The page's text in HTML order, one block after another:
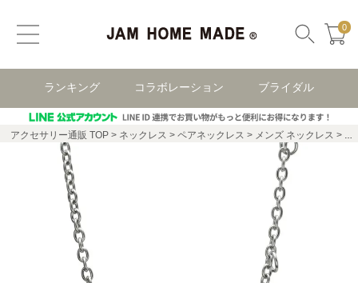
0
ランキング コラボレーション ブライダル
アクセサリー通販 TOP ネックレス ペアネックレス メンズ ネックレス